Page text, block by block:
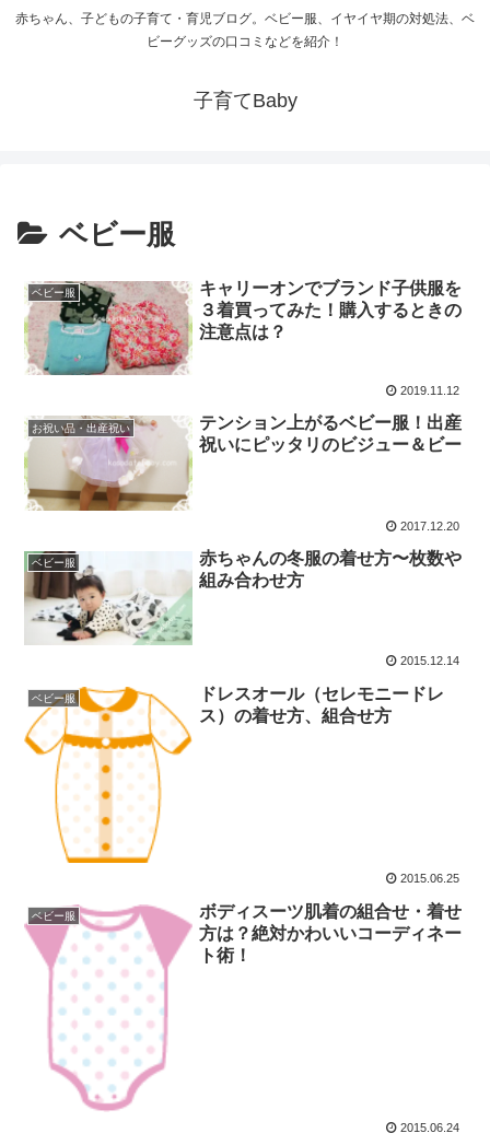
赤ちゃん、子どもの子育て・育児ブログ。ベビー服、イヤイヤ期の対処法、ベ
ビーグッズの口コミなどを紹介！
子育てBaby
ベビー服
ベビー服
キャリーオンでブランド子供服を
３着買ってみた！購入するときの
注意点は？
2019.11.12
お祝い品・出産祝い
テンション上がるベビー服！出産
祝いにピッタリのビジュー＆ビー
2017.12.20
ベビー服
赤ちゃんの冬服の着せ方〜枚数や
組み合わせ方
2015.12.14
ベビー服
ドレスオール（セレモニードレ
ス）の着せ方、組合せ方
2015.06.25
ベビー服
ボディスーツ肌着の組合せ・着せ
方は？絶対かわいいコーディネー
ト術！
2015.06.24